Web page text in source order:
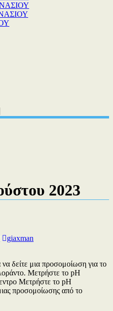
2023
giaxman
δείτε μια προσομοίωση για το
Μετρήστε το pH
Μετρήστε το pH
προσομοίωσης από το